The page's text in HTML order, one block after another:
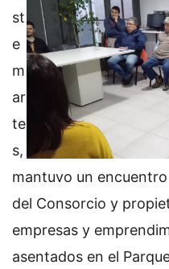
st
e
m
ar
te
s,
mantuvo un
del Consorcio y
empresas y
asentados en el